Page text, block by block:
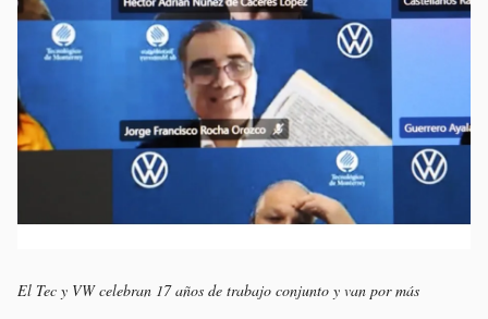
El Tec y VW celebran 17 años de trabajo conjunto y van por más